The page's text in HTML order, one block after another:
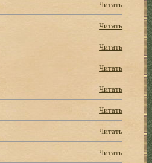
Читать
Читать
Читать
Читать
Читать
Читать
Читать
Читать